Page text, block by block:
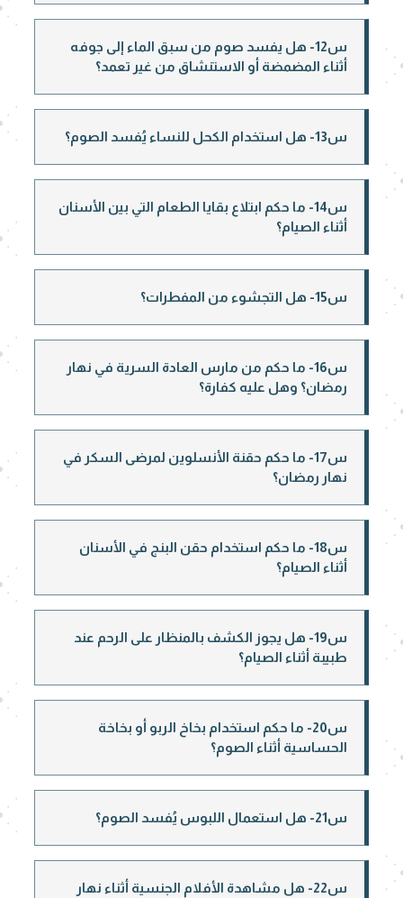
س12- هل يفسد صوم من سبق الماء إلى جوفه
أثناء المضمضة أو الاستنشاق من غير تعمد؟
س13- هل استخدام الكحل للنساء يُفسد الصوم؟
س14- ما حكم ابتلاع بقايا الطعام التي بين الأسنان
أثناء الصيام؟
س15- هل التجشوء من المفطرات؟
س16- ما حكم من مارس العادة السرية في نهار
رمضان؟ وهل عليه كفارة؟
س17- ما حكم حقنة الأنسلوين لمرضى السكر في
نهار رمضان؟
س18- ما حكم استخدام حقن البنج في الأسنان
أثناء الصيام؟
س19- هل يجوز الكشف بالمنظار على الرحم عند
طبيبة أثناء الصيام؟
س20- ما حكم استخدام بخاخ الربو أو بخاخة
الحساسية أثناء الصوم؟
س21- هل استعمال اللبوس يُفسد الصوم؟
س22- هل مشاهدة الأفلام الجنسية أثناء نهار